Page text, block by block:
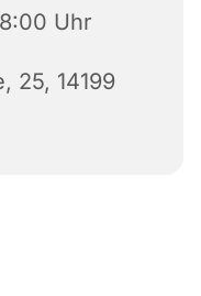
Uhr
25, 14199